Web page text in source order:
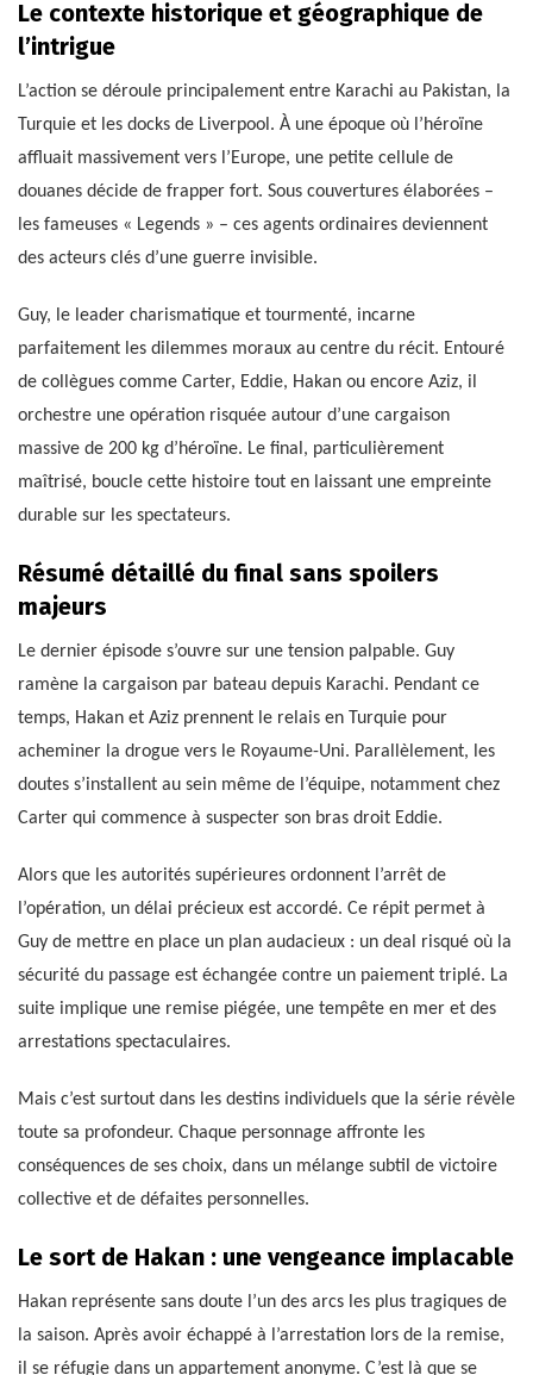
Le contexte historique et géographique de
l’intrigue
L’action se déroule principalement entre Karachi au Pakistan, la
Turquie et les docks de Liverpool. À une époque où l’héroïne
affluait massivement vers l’Europe, une petite cellule de
douanes décide de frapper fort. Sous couvertures élaborées –
les fameuses « Legends » – ces agents ordinaires deviennent
des acteurs clés d’une guerre invisible.
Guy, le leader charismatique et tourmenté, incarne
parfaitement les dilemmes moraux au centre du récit. Entouré
de collègues comme Carter, Eddie, Hakan ou encore Aziz, il
orchestre une opération risquée autour d’une cargaison
massive de 200 kg d’héroïne. Le final, particulièrement
maîtrisé, boucle cette histoire tout en laissant une empreinte
durable sur les spectateurs.
Résumé détaillé du final sans spoilers
majeurs
Le dernier épisode s’ouvre sur une tension palpable. Guy
ramène la cargaison par bateau depuis Karachi. Pendant ce
temps, Hakan et Aziz prennent le relais en Turquie pour
acheminer la drogue vers le Royaume-Uni. Parallèlement, les
doutes s’installent au sein même de l’équipe, notamment chez
Carter qui commence à suspecter son bras droit Eddie.
Alors que les autorités supérieures ordonnent l’arrêt de
l’opération, un délai précieux est accordé. Ce répit permet à
Guy de mettre en place un plan audacieux : un deal risqué où la
sécurité du passage est échangée contre un paiement triplé. La
suite implique une remise piégée, une tempête en mer et des
arrestations spectaculaires.
Mais c’est surtout dans les destins individuels que la série révèle
toute sa profondeur. Chaque personnage affronte les
conséquences de ses choix, dans un mélange subtil de victoire
collective et de défaites personnelles.
Le sort de Hakan : une vengeance implacable
Hakan représente sans doute l’un des arcs les plus tragiques de
la saison. Après avoir échappé à l’arrestation lors de la remise,
il se réfugie dans un appartement anonyme. C’est là que se